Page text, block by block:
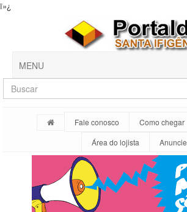
ï»¿
MENU
Fale conosco Como chegar
Área do lojista
Anuncie